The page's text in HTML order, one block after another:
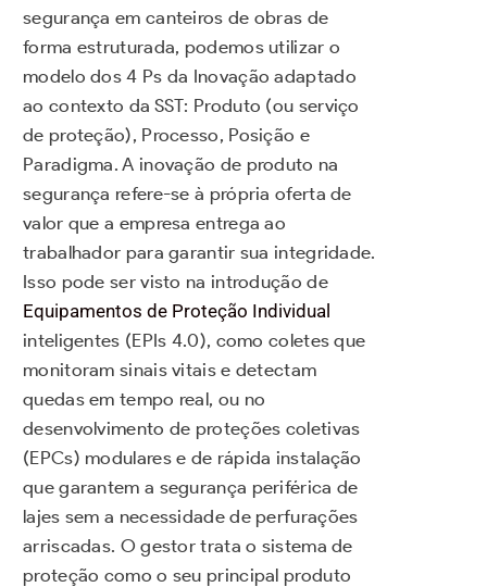
segurança em canteiros de obras de
forma estruturada, podemos utilizar o
modelo dos 4 Ps da Inovação adaptado
ao contexto da SST: Produto (ou serviço
de proteção), Processo, Posição e
Paradigma. A inovação de produto na
segurança refere-se à própria oferta de
valor que a empresa entrega ao
trabalhador para garantir sua integridade.
Isso pode ser visto na introdução de
Equipamentos de Proteção Individual
inteligentes (EPIs 4.0), como coletes que
monitoram sinais vitais e detectam
quedas em tempo real, ou no
desenvolvimento de proteções coletivas
(EPCs) modulares e de rápida instalação
que garantem a segurança periférica de
lajes sem a necessidade de perfurações
arriscadas. O gestor trata o sistema de
proteção como o seu principal produto